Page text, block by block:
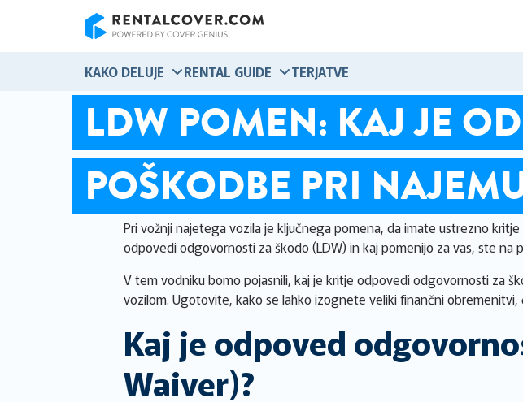
KAKO DELUJE RENTAL GUIDE TERJATVE
LDW POMEN: KAJ JE
POŠKODBE PRI
Pri vožnji najetega vozila je ključnega pomena, da imate ustrezno
odpovedi odgovornosti za škodo (LDW) in kaj pomenijo za vas, ste na
V tem vodniku bomo pojasnili, kaj je kritje odpovedi odgovornosti za
vozilom. Ugotovite, kako se lahko izognete veliki finančni
Kaj je odpoved
Waiver)?